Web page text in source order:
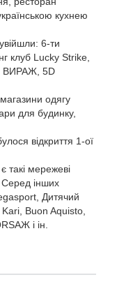
кухнею
6-ти
клуб Lucky Strike,
ВИРАЖ, 5D
одягу
для будинку,
відкриття 1-ої
такі мережеві
Серед інших
Дитячий
Buon Aquisto,
і ін.